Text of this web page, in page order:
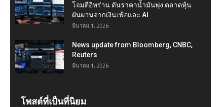
โจมตีอิหร่าน ดันราคาน้ำมันพุ่ง ตลาดหุ้น
ผันผวนจากเงินเฟ้อและ AI
มีนาคม 1, 2026
News update from Bloomberg, CNBC,
Reuters
มีนาคม 1, 2026
โพสต์ที่เป็นที่นิยม